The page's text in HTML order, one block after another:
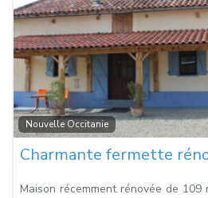
Nouvelle Occitanie
Charmante fermette
Maison récemment rénovée de 109